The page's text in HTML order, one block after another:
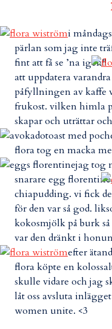
i
pärlan som jag inte
fint att få se ’na igen!!
att uppdatera
påfyllningen av kaffe
frukost. vilken himla
skapar och uträttar
flora tog en macka
jag tog
snarare egg
chiapudding. vi fick
för den var så god.
kokosmjölk på burk
var den dränkt i
efter
flora köpte en
skulle vidare och jag
låt oss avsluta
women unite. <3